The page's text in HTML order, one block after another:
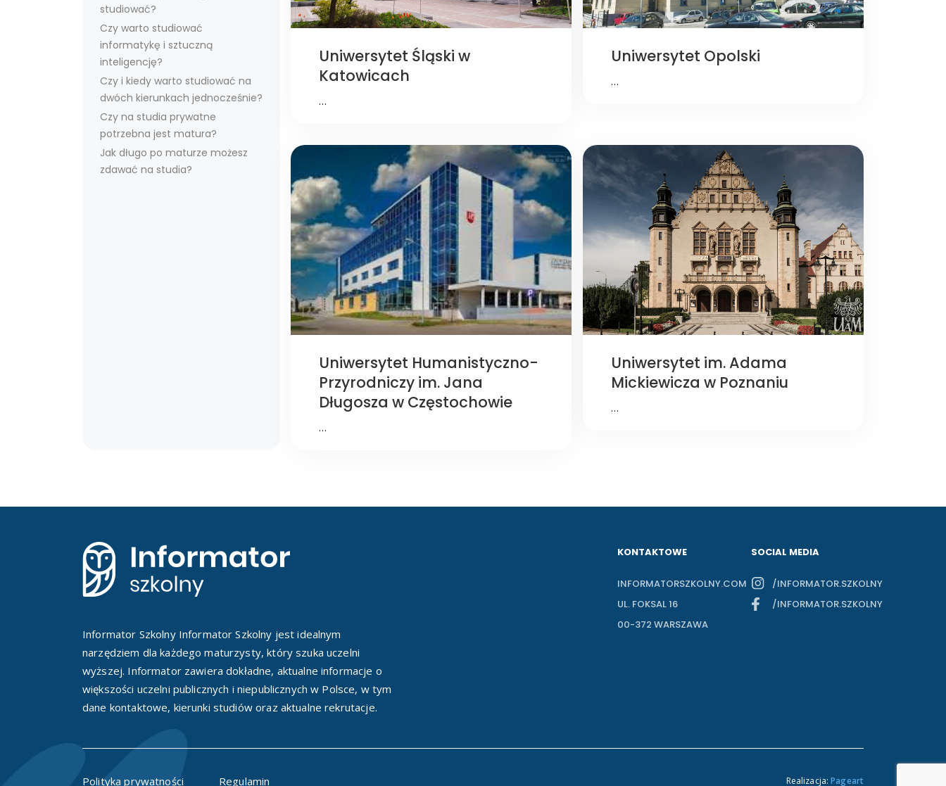
studiować?
Czy warto studiować
informatykę i sztuczną
inteligencję?
Czy i kiedy warto studiować na
dwóch kierunkach jednocześnie?
Czy na studia prywatne
potrzebna jest matura?
Jak długo po maturze możesz
zdawać na studia?
Uniwersytet Śląski w
Katowicach
…
Uniwersytet Opolski
…
Uniwersytet Humanistyczno-
Przyrodniczy im. Jana
Długosza w Częstochowie
…
Uniwersytet im. Adama
Mickiewicza w Poznaniu
…
Informator Szkolny Informator Szkolny jest idealnym
narzędziem dla każdego maturzysty, który szuka uczelni
wyższej. Informator zawiera dokładne, aktualne informacje o
większości uczelni publicznych i niepublicznych w Polsce, w tym
dane kontaktowe, kierunki studiów oraz aktualne rekrutacje.
KONTAKTOWE
INFORMATORSZKOLNY.COM
UL. FOKSAL 16
00-372 WARSZAWA
SOCIAL MEDIA
/INFORMATOR.SZKOLNY
/INFORMATOR.SZKOLNY
Realizacja:Pageart
Polityka prywatności Regulamin